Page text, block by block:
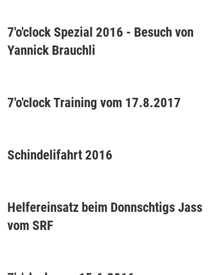
7'o'clock Spezial 2016 - Besuch von
Yannick Brauchli
7'o'clock Training vom 17.8.2017
Schindelifahrt 2016
Helfereinsatz beim Donnschtigs Jass
vom SRF